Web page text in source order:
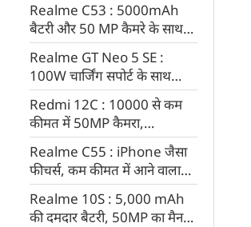
Realme C53 : 5000mAh
बैटरी और 50 MP कैमरे के साथ
लॉन्च हुआ रियलमी का धांसू
स्मार्टफोन
Realme GT Neo 5 SE :
100W चार्जिंग सपोर्ट के साथ
आया रियलमी का सबसे सस्ता
स्मार्टफोन, फीचर्स उड़ा देंगे होश
Redmi 12C : 10000 से कम
कीमत में 50MP कैमरा,
5000mAh बैटरी वाला रियलमी
का स्मार्टफोन, लॉन्च होते ही मच
जाएगा तहलका
Realme C55 : iPhone जैसा
फीचर्स, कम कीमत में आने वाला
रियलमी का धांसू स्मार्टफोन
Realme 10S : 5,000 mAh
की दमदार बैटरी, 50MP का मैन